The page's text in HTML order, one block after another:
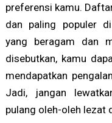
preferensi kamu.
dan paling populer
yang beragam dan
disebutkan, kamu
mendapatkan
Jadi, jangan
pulang oleh-oleh lezat